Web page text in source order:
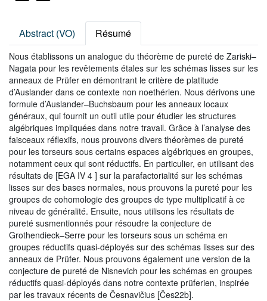
Abstract (VO) Résumé
Nous établissons un analogue du théorème de pureté de Zariski–
Nagata pour les revêtements étales sur les schémas lisses sur les
anneaux de Prüfer en démontrant le critère de platitude
d’Auslander dans ce contexte non noethérien. Nous dérivons une
formule d’Auslander–Buchsbaum pour les anneaux locaux
généraux, qui fournit un outil utile pour étudier les structures
algébriques impliquées dans notre travail. Grâce à l’analyse des
faisceaux réflexifs, nous prouvons divers théorèmes de pureté
pour les torseurs sous certains espaces algébriques en groupes,
notamment ceux qui sont réductifs. En particulier, en utilisant des
résultats de [EGA IV 4 ] sur la parafactorialité sur les schémas
lisses sur des bases normales, nous prouvons la pureté pour les
groupes de cohomologie des groupes de type multiplicatif à ce
niveau de généralité. Ensuite, nous utilisons les résultats de
pureté susmentionnés pour résoudre la conjecture de
Grothendieck–Serre pour les torseurs sous un schéma en
groupes réductifs quasi-déployés sur des schémas lisses sur des
anneaux de Prüfer. Nous prouvons également une version de la
conjecture de pureté de Nisnevich pour les schémas en groupes
réductifs quasi-déployés dans notre contexte prüferien, inspirée
par les travaux récents de Česnavičius [Čes22b].